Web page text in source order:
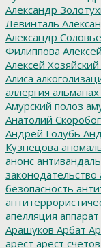
Александр
Левинталь
Александр
Филиппова
Алексей Хозяйский
Алиса
аллергия альманах
Амурский полоз
Анатолий
Андрей Голубь
Кузнецова
анонс
законодательство
безопасность
апелляция
Арашуков Арбат
арест арест счетов